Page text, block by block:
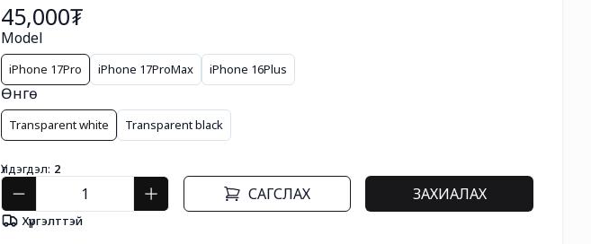
45,000₮
Model
iPhone 17Pro iPhone 17ProMax iPhone 16Plus
Өнгө
Transparent white Transparent black
Үлдэгдэл: 2
САГСЛАХ ЗАХИАЛАХ
Хүргэлттэй